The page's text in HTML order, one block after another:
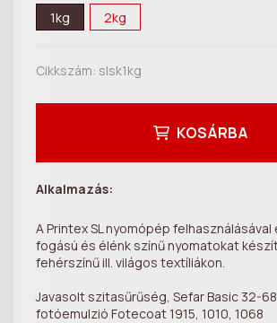
1kg
2kg
Cikkszám: slsk1kg
KOSÁRBA
Alkalmazás:
A Printex SL nyomópép felhasználásával
fogású és élénk színű nyomatokat
fehérszínű ill. világos textíliákon.
Javasolt szitasűrűség, Sefar Basic 32-
fotóemulzió Fotecoat 1915, 1010, 1068